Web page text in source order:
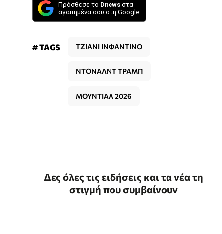
Πρόσθεσε το Dnews στα
αγαπημένα σου στη Google
# TAGS ΤΖΙΑΝΙ ΙΝΦΑΝΤΙΝΟ
ΝΤΟΝΑΛΝΤ ΤΡΑΜΠ
ΜΟΥΝΤΙΑΛ 2026
Δες όλες τις ειδήσεις και τα νέα τη
στιγμή που συμβαίνουν